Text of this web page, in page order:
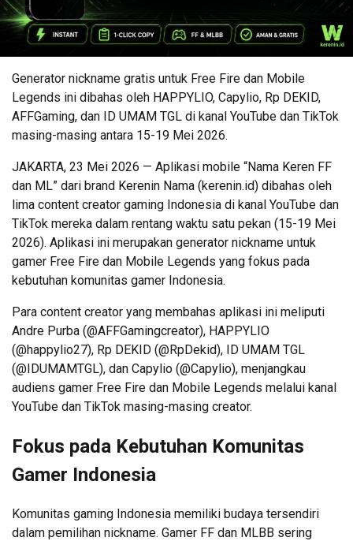
Generator nickname gratis untuk Free Fire dan Mobile
Legends ini dibahas oleh HAPPYLIO, Capylio, Rp DEKID,
AFFGaming, dan ID UMAM TGL di kanal YouTube dan TikTok
masing-masing antara 15-19 Mei 2026.
JAKARTA, 23 Mei 2026 — Aplikasi mobile “Nama Keren FF
dan ML” dari brand Kerenin Nama (kerenin.id) dibahas oleh
lima content creator gaming Indonesia di kanal YouTube dan
TikTok mereka dalam rentang waktu satu pekan (15-19 Mei
2026). Aplikasi ini merupakan generator nickname untuk
gamer Free Fire dan Mobile Legends yang fokus pada
kebutuhan komunitas gamer Indonesia.
Para content creator yang membahas aplikasi ini meliputi
Andre Purba (@AFFGamingcreator), HAPPYLIO
(@happylio27), Rp DEKID (@RpDekid), ID UMAM TGL
(@IDUMAMTGL), dan Capylio (@Capylio), menjangkau
audiens gamer Free Fire dan Mobile Legends melalui kanal
YouTube dan TikTok masing-masing creator.
Fokus pada Kebutuhan Komunitas
Gamer Indonesia
Komunitas gaming Indonesia memiliki budaya tersendiri
dalam pemilihan nickname. Gamer FF dan MLBB sering